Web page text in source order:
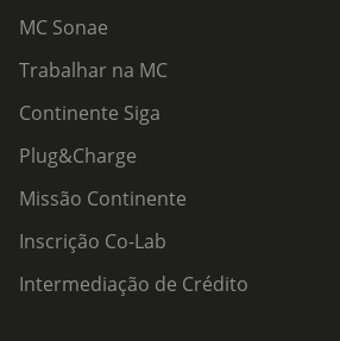
MC Sonae
Trabalhar na MC
Continente Siga
Plug&Charge
Missão Continente
Inscrição Co-Lab
Intermediação de Crédito